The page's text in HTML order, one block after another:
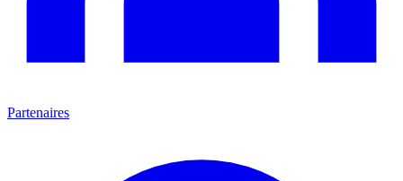
Partenaires